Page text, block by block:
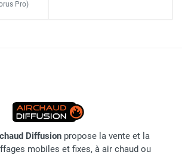
Pro)
Diffusion propose la vente et la
mobiles et fixes, à air chaud ou